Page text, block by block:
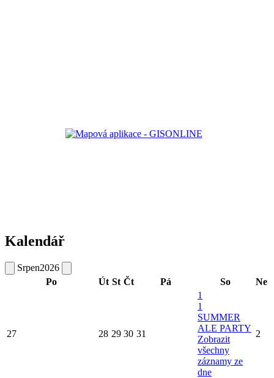
Kalendář
Srpen2026
Po
Út St Čt Pá So Ne
27 28 29 30 31
1
1
SUMMER
ALE PARTY
Zobrazit
všechny
záznamy ze
dne
2